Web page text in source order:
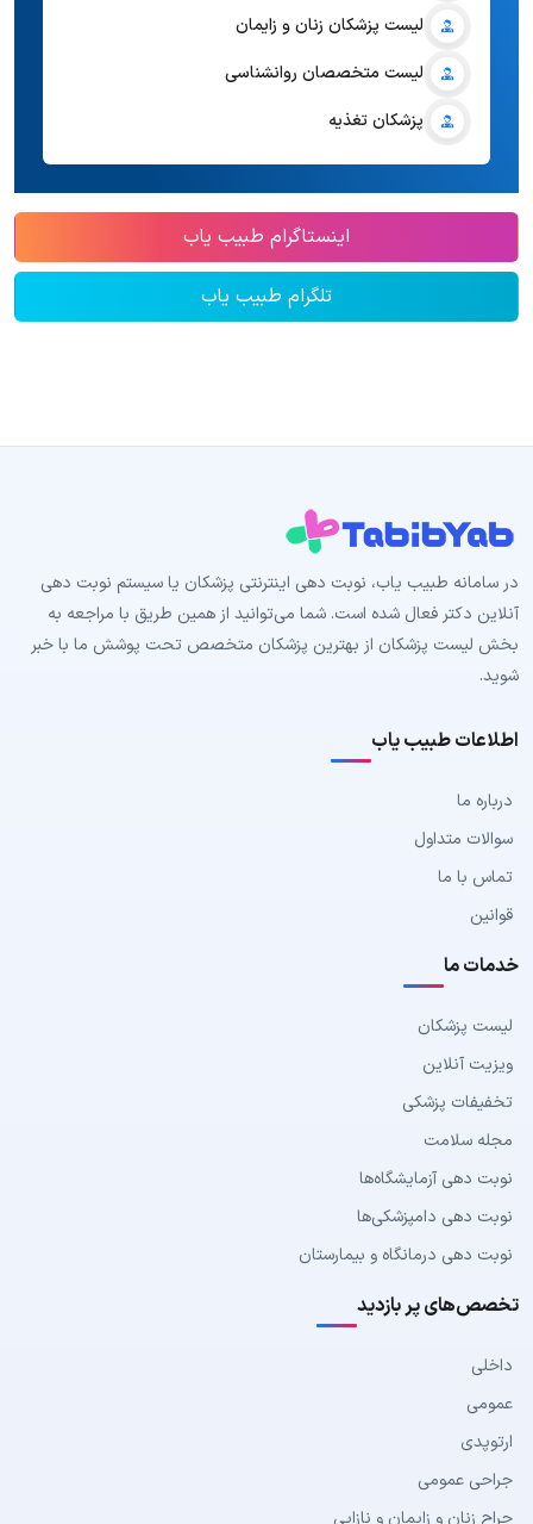
لیست پزشکان زنان و زایمان
لیست متخصصان روانشناسی
پزشکان تغذیه
اینستاگرام طبیب یاب
تلگرام طبیب یاب
در سامانه طبیب‌ یاب، نوبت دهی اینترنتی پزشکان یا سیستم نوبت دهی
آنلاین دکتر فعال شده است. شما می‌توانید از همین طریق با مراجعه به
بخش لیست پزشکان از بهترین پزشکان متخصص تحت پوشش ما با خبر
شوید.
اطلاعات طبیب یاب
درباره ما
سوالات متداول
تماس با ما
قوانین
خدمات ما
لیست پزشکان
ویزیت آنلاین
تخفیفات پزشکی
مجله سلامت
نوبت دهی آزمایشگاه‌ها
نوبت دهی دامپزشکی‌ها
نوبت دهی درمانگاه و بیمارستان
تخصص‌های پر بازدید
داخلی
عمومی
ارتوپدی
جراحی عمومی
جراح زنان و زایمان و نازایی